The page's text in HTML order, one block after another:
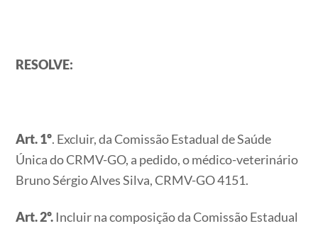
RESOLVE:
Art. 1º. Excluir, da Comissão Estadual de Saúde
Única do CRMV-GO, a pedido, o médico-veterinário
Bruno Sérgio Alves Silva, CRMV-GO 4151.
Art. 2º. Incluir na composição da Comissão Estadual